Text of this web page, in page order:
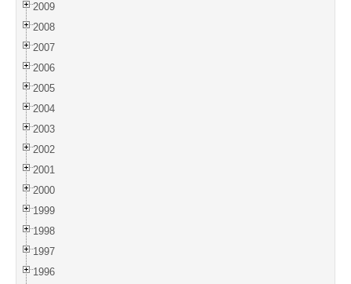
2009
2008
2007
2006
2005
2004
2003
2002
2001
2000
1999
1998
1997
1996